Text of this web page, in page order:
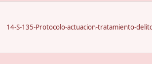
14-S-135-Protocolo-actuacion-tratamiento-